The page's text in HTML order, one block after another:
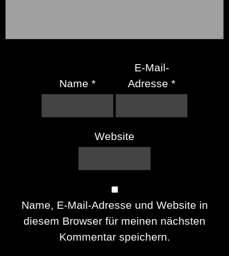
Name *
E-Mail-
Adresse*
Website
Name, E-Mail-Adresse und Website in
diesem Browser für meinen nächsten
Kommentar speichern.